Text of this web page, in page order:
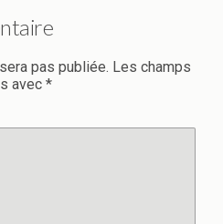
pas publiée. Les champs
avec *